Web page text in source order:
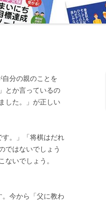
分の親のことを
とか言っているの
した。」が正しい
。」「将棋はだれ
ではないでしょう
いでしょう。
今から「父に教わ